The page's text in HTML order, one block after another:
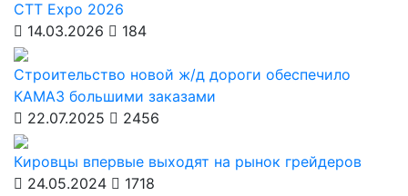
CTT Expo 2026
14.03.2026
184
Строительство новой ж/д дороги обеспечило
КАМАЗ большими заказами
22.07.2025
2456
Кировцы впервые выходят на рынок грейдеров
24.05.2024
1718